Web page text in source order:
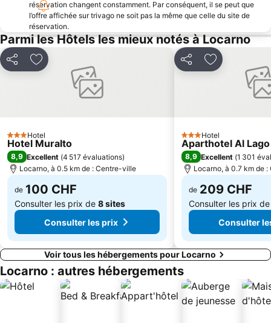
Pregassona
Porto di Stresa
Breganzona
Monte Generoso Calvagione
Aéroport de Lugano
Cassarate
Viganello
Aldesago
Varese Centro Storico
Monte Verità
Stadio Giuseppe Sinigaglia
Como, city of toys
Villa del Balbianello
Corgeno
Centro Storico
réservation changent constamment. Par conséquent, il se peut que
l’offre affichée sur trivago ne soit pas la même que celle du site de
réservation.
Parmi les Hôtels les mieux notés à Locarno
PartagerAjouter à mes favoris
3 Étoiles
Hotel
Hotel Muralto
8,9 Excellent (4 517 évaluations)
Locarno, à 0.5 km de : Centre-ville
de 100 CHF
Consulter les prix de 8 sites
Consulter les prix
PartagerAjouter à
3 Étoiles
Hotel
Aparthotel Al Lago
8,9 Excellent (1 301
Locarno, à 0.7 km de
de 209 CHF
Consulter les prix
Consulter
Voir tous les hébergements pour Locarno
Locarno : autres hébergements